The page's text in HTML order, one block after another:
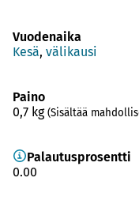
Vuodenaika
Kesä, välikausi
Paino
0,7 kg (Sisältää
Palautusprosentti
0.00